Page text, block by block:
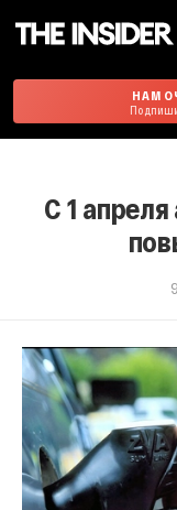
НАМ
С 1